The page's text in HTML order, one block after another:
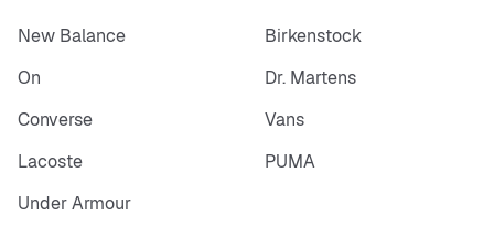
New Balance
Birkenstock
On
Dr. Martens
Converse
Vans
Lacoste
PUMA
Under Armour